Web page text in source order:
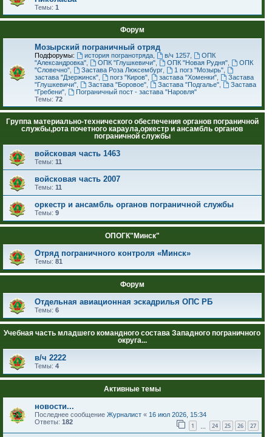
Темы: 1
Форум
Мозырский пограничный отряд
Подфорумы: история погранотряда, в/ч 1257,
ОПК
"Александровка", ОПК "Глушкевичи", ОПК "Новая Рудня",
ОПК
"Словечно", Застава Роза Люксембург, 1 погз "Мозырь",
застава "Дзержинск", погз "Киров", застава "Хоменки",
Застава
"Глушкевичи", Застава "Боровое", Застава "Подгалье",
Застава
"Гребени",
Пограничный пост - застава "Наровля"
Темы: 72
Группа материально-технического обеспечения органов пограничной
службы,рота почетного караула,оркестр и ансамбль органов
пограничной службы
войсковая часть 1463
Темы: 11
войсковая часть 2007
Темы: 11
оркестр и ансамбль органов пограничной службы
Темы: 9
ОПОГК"Минск"
Отряд пограничного контроля «Минск»
Темы: 81
Форум
Отдельная авиационная эскадрилья ОПС РБ
Темы: 6
Учебная часть младшего командного состава Западного пограничного
округа...
в/ч 2222
Темы: 4
Активные темы
новости...
Последнее сообщение Журналист « 16 июл 2026, 15:34
Ответы: 182 1 24 25 26 27